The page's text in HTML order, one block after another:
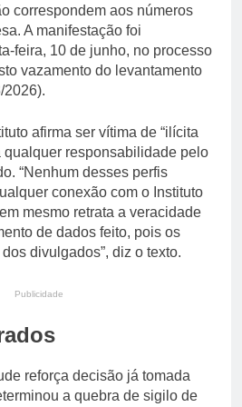
correspondem aos números
A manifestação foi
feira, 10 de junho, no processo
vazamento do levantamento
2026).
afirma ser vítima de “ilícita
qualquer responsabilidade pelo
“Nenhum desses perfis
conexão com o Instituto
mesmo retrata a veracidade
de dados feito, pois os
divulgados”, diz o texto.
Publicidade
reforça decisão já tomada
a quebra de sigilo de